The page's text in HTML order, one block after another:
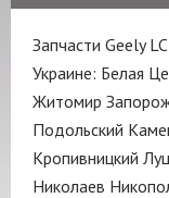
Запчасти Geely
Украине: Белая
Житомир
Подольский
Кропивницкий
Николаев